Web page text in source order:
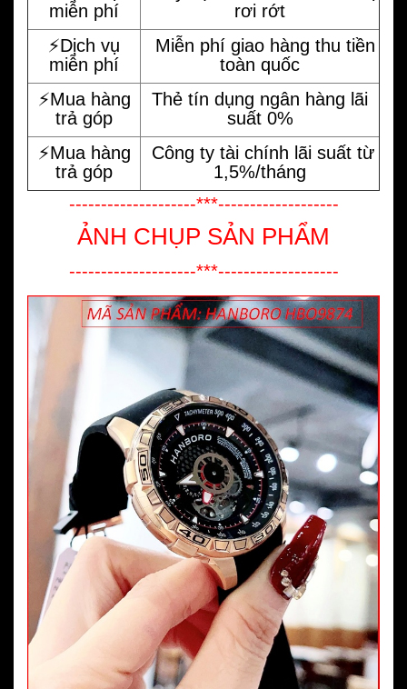
miễn phí
rơi rớt
⚡️Dịch vụ
miễn phí
Miễn phí giao hàng thu tiền
toàn quốc
⚡️Mua hàng
trả góp
Thẻ tín dụng ngân hàng lãi
suất 0%
⚡️Mua hàng
trả góp
Công ty tài chính lãi suất từ
1,5%/tháng
--------------------***-------------------
ẢNH CHỤP SẢN PHẨM
--------------------***-------------------